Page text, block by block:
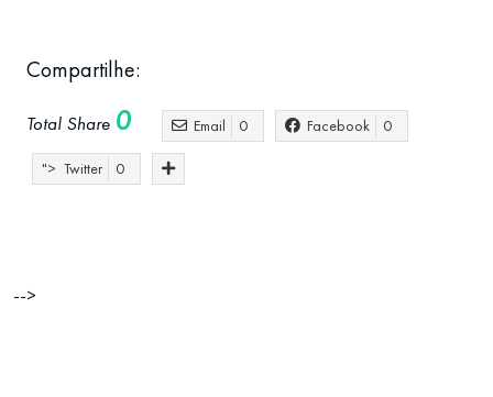
Compartilhe:
Total Share 0 Email 0 Facebook 0
"> Twitter 0
-->